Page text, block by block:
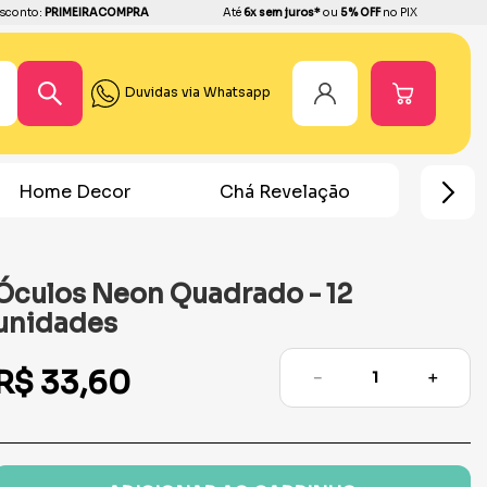
PRIMEIRACOMPRA Até6x sem juros*ou 5% OFFno PIX
Duvidas via Whatsapp
Home Decor Chá Revelação Festa
Neon Quadrado - 12
33,60 ＋
－